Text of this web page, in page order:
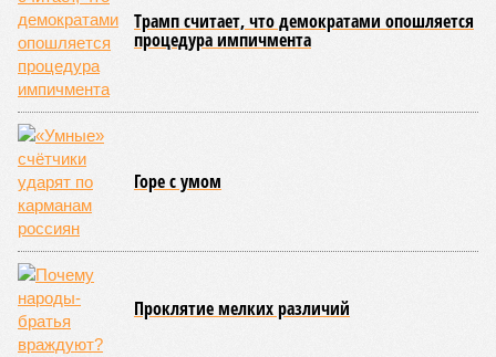
Трамп считает, что демократами опошляется
процедура импичмента
Горе с умом
Проклятие мелких различий